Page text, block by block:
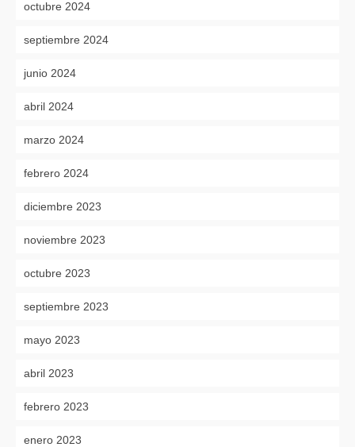
octubre 2024
septiembre 2024
junio 2024
abril 2024
marzo 2024
febrero 2024
diciembre 2023
noviembre 2023
octubre 2023
septiembre 2023
mayo 2023
abril 2023
febrero 2023
enero 2023